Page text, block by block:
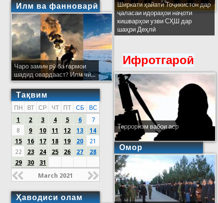
Илм ва фанноварӣ
Чаро замин рӯ ба гармои
шадид овардааст? Илм чӣ...
Тақвим
ПН ВТ СР ЧТ ПТ СБ
ВС
1
2 3 4 5 6
7
8
9 10 11 12 13
14
15
16 17 18 19 20
21
22
23 24 25 26 27
28
29
30 31
March 2021
Ҳаводиси олам
Ширкати ҳайати Тоҷикистон дар
ҷаласаи идораҳои наҷоти
кишварҳои узви СҲШ дар
шаҳри Деҳлӣ
Ифротгароӣ
Терроризм вабои аср
Омор